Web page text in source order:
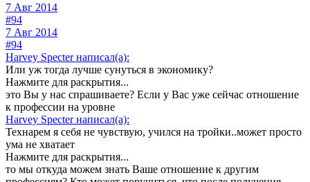
7 Авг 2014
#94
7 Авг 2014
#94
Harvey Specter написал(а):
Или уж тогда лучше сунуться в экономику?
Нажмите для раскрытия...
это Вы у нас спрашиваете? Если у Вас уже сейчас отношение
к профессии на уровне
Harvey Specter написал(а):
Технарем я себя не чувствую, учился на тройки..может просто
ума не хватает
Нажмите для раскрытия...
то мы откуда можем знать Ваше отношение к другим